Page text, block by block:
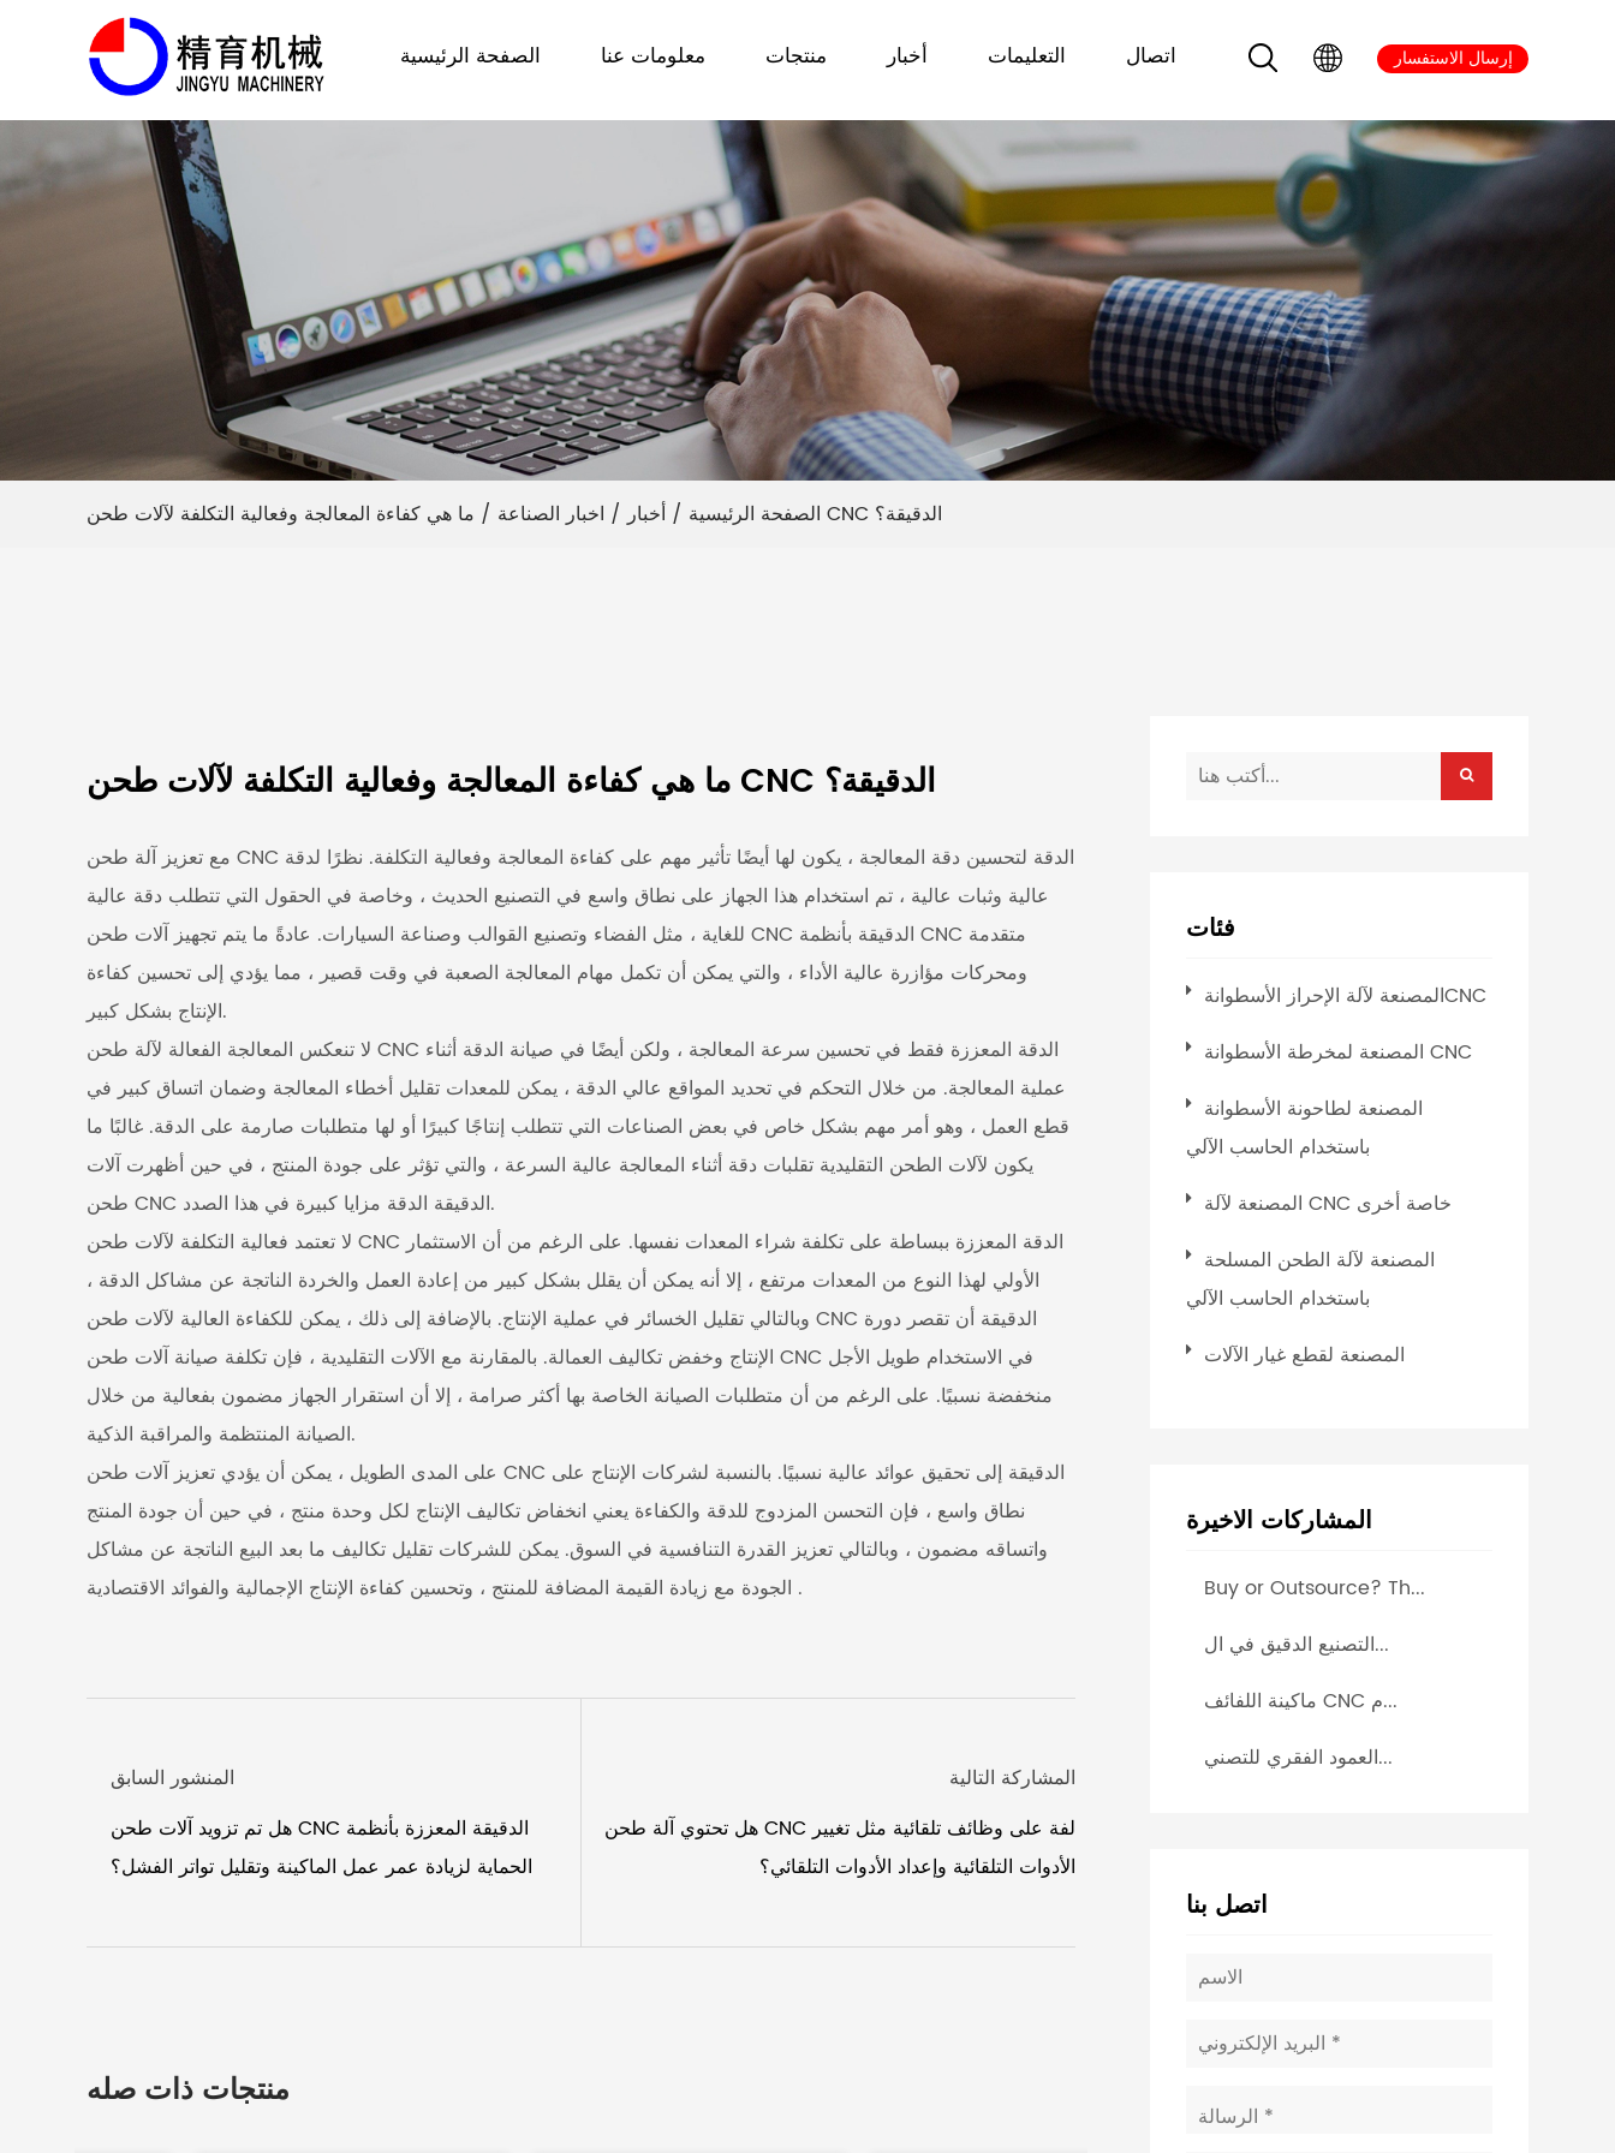
الصفحة الرئيسية معلومات عنا منتجات أخبار التعليمات اتصال إرسال الاستفسار
الصفحة الرئيسية / أخبار / اخبار الصناعة / ما هي كفاءة المعالجة وفعالية التكلفة لآلات طحن CNC الدقيقة؟
ما هي كفاءة المعالجة وفعالية التكلفة لآلات طحن CNC الدقيقة؟
مع تعزيز آلة طحن CNC الدقة لتحسين دقة المعالجة ، يكون لها أيضًا تأثير مهم على كفاءة المعالجة وفعالية التكلفة. نظرًا لدقة
عالية وثبات عالية ، تم استخدام هذا الجهاز على نطاق واسع في التصنيع الحديث ، وخاصة في الحقول التي تتطلب دقة عالية
للغاية ، مثل الفضاء وتصنيع القوالب وصناعة السيارات. عادةً ما يتم تجهيز آلات طحن CNC الدقيقة بأنظمة CNC متقدمة
ومحركات مؤازرة عالية الأداء ، والتي يمكن أن تكمل مهام المعالجة الصعبة في وقت قصير ، مما يؤدي إلى تحسين كفاءة
الإنتاج بشكل كبير.
لا تنعكس المعالجة الفعالة لآلة طحن CNC الدقة المعززة فقط في تحسين سرعة المعالجة ، ولكن أيضًا في صيانة الدقة أثناء
عملية المعالجة. من خلال التحكم في تحديد المواقع عالي الدقة ، يمكن للمعدات تقليل أخطاء المعالجة وضمان اتساق كبير في
قطع العمل ، وهو أمر مهم بشكل خاص في بعض الصناعات التي تتطلب إنتاجًا كبيرًا أو لها متطلبات صارمة على الدقة. غالبًا ما
يكون لآلات الطحن التقليدية تقلبات دقة أثناء المعالجة عالية السرعة ، والتي تؤثر على جودة المنتج ، في حين أظهرت آلات
طحن CNC الدقيقة الدقة مزايا كبيرة في هذا الصدد.
لا تعتمد فعالية التكلفة لآلات طحن CNC الدقة المعززة ببساطة على تكلفة شراء المعدات نفسها. على الرغم من أن الاستثمار
الأولي لهذا النوع من المعدات مرتفع ، إلا أنه يمكن أن يقلل بشكل كبير من إعادة العمل والخردة الناتجة عن مشاكل الدقة ،
وبالتالي تقليل الخسائر في عملية الإنتاج. بالإضافة إلى ذلك ، يمكن للكفاءة العالية لآلات طحن CNC الدقيقة أن تقصر دورة
الإنتاج وخفض تكاليف العمالة. بالمقارنة مع الآلات التقليدية ، فإن تكلفة صيانة آلات طحن CNC في الاستخدام طويل الأجل
منخفضة نسبيًا. على الرغم من أن متطلبات الصيانة الخاصة بها أكثر صرامة ، إلا أن استقرار الجهاز مضمون بفعالية من خلال
الصيانة المنتظمة والمراقبة الذكية.
على المدى الطويل ، يمكن أن يؤدي تعزيز آلات طحن CNC الدقيقة إلى تحقيق عوائد عالية نسبيًا. بالنسبة لشركات الإنتاج على
نطاق واسع ، فإن التحسن المزدوج للدقة والكفاءة يعني انخفاض تكاليف الإنتاج لكل وحدة منتج ، في حين أن جودة المنتج
واتساقه مضمون ، وبالتالي تعزيز القدرة التنافسية في السوق. يمكن للشركات تقليل تكاليف ما بعد البيع الناتجة عن مشاكل
الجودة مع زيادة القيمة المضافة للمنتج ، وتحسين كفاءة الإنتاج الإجمالية والفوائد الاقتصادية .
المنشور السابق
هل تم تزويد آلات طحن CNC الدقيقة المعززة بأنظمة
الحماية لزيادة عمر عمل الماكينة وتقليل تواتر الفشل؟
المشاركة التالية
هل تحتوي آلة طحن CNC لفة على وظائف تلقائية مثل تغيير
الأدوات التلقائية وإعداد الأدوات التلقائي؟
منتجات ذات صله
فئات
المصنعة لآلة الإحراز الأسطوانةCNC
المصنعة لمخرطة الأسطوانة CNC
المصنعة لطاحونة الأسطوانة
باستخدام الحاسب الآلي
المصنعة لآلة CNC خاصة أخرى
المصنعة لآلة الطحن المسلحة
باستخدام الحاسب الآلي
المصنعة لقطع غيار الآلات
المشاركات الاخيرة
Buy or Outsource? Th...
التصنيع الدقيق في ال...
ماكينة اللفائف CNC م...
العمود الفقري للتصني...
اتصل بنا